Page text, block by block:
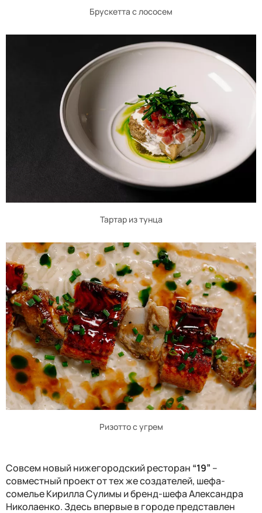
Брускетта с лососем
Тартар из тунца
Ризотто с угрем
Совсем новый нижегородский ресторан “19” –
совместный проект от тех же создателей, шефа-
сомелье Кирилла Сулимы и бренд-шефа Александра
Николаенко. Здесь впервые в городе представлен